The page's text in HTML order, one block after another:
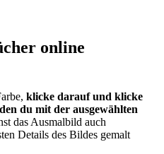
online
klicke darauf und klicke
du mit der ausgewählten
das Ausmalbild auch
Details des Bildes gemalt